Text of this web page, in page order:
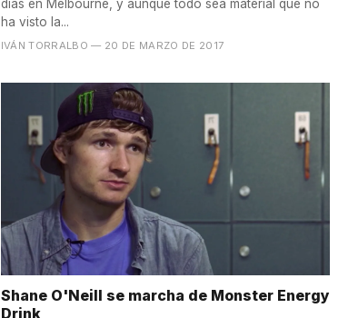
días en Melbourne, y aunque todo sea material que no
ha visto la...
IVÁN TORRALBO — 20 DE MARZO DE 2017
Shane O'Neill se marcha de Monster Energy
Drink